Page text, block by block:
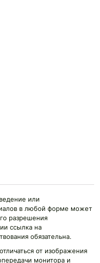
или
в любой форме может
разрешения
ссылка на
обязательна.
от изображения
монитора и